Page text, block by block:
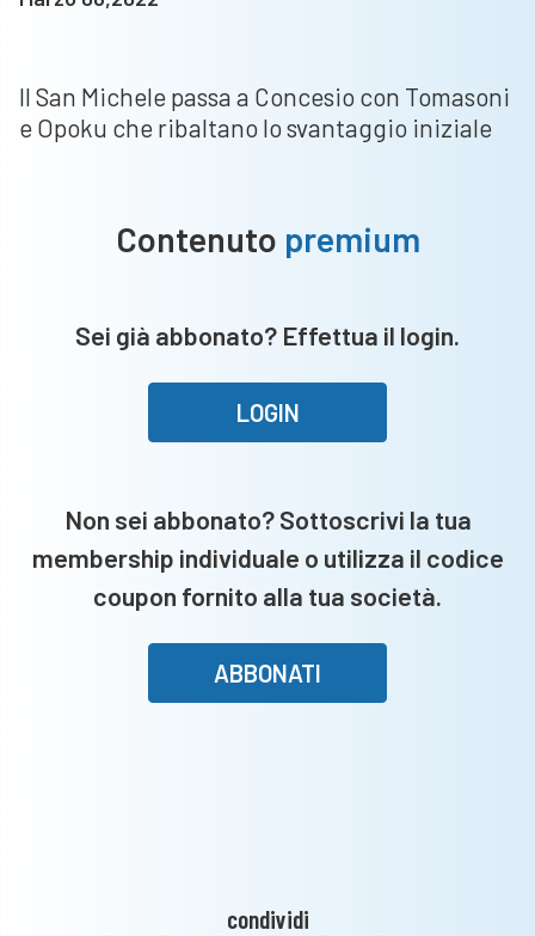
Il San Michele passa a Concesio con Tomasoni
e Opoku che ribaltano lo svantaggio iniziale
Contenuto premium
Sei già abbonato? Effettua il login.
LOGIN
Non sei abbonato? Sottoscrivi la tua
membership individuale o utilizza il codice
coupon fornito alla tua società.
ABBONATI
condividi